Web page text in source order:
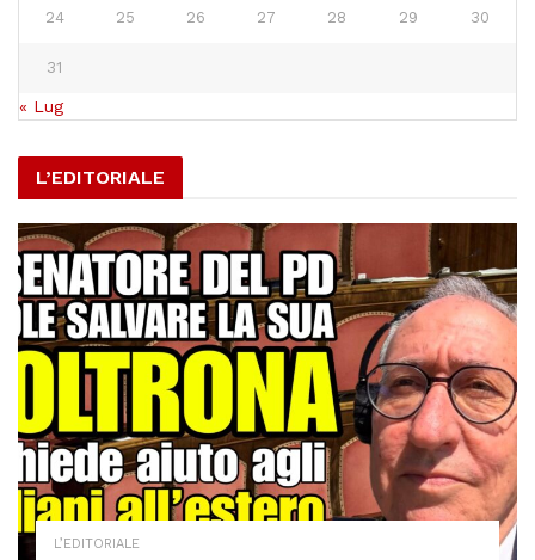
24 25 26 27 28 29 30
31
« Lug
L’EDITORIALE
L’EDITORIALE